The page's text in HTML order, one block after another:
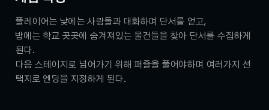
플레이어는 낮에는 사람들과 대화하며 단서를 얻고,
밤에는 학교 곳곳에 숨겨져있는 물건들을 찾아 단서를 수집하게
된다.
다음 스테이지로 넘어가기 위해 퍼즐을 풀어야하며 여러가지 선
택지로 엔딩을 지정하게 된다.